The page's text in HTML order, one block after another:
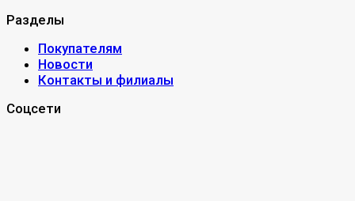
Разделы
Покупателям
Новости
Контакты и филиалы
Соцсети